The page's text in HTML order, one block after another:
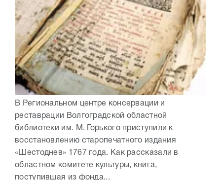
В Региональном центре консервации и
реставрации Волгоградской областной
библиотеки им. М. Горького приступили к
восстановлению старопечатного издания
«Шестоднев» 1767 года. Как рассказали в
областном комитете культуры, книга,
поступившая из фонда...